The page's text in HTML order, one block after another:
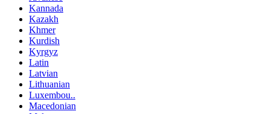
Kannada
Kazakh
Khmer
Kurdish
Kyrgyz
Latin
Latvian
Lithuanian
Luxembou..
Macedonian